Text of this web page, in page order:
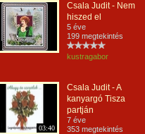
Csala Judit - Nem
hiszed el
5 éve
199 megtekintés
kustragabor
03:40
Csala Judit - A
kanyargó Tisza
partján
7 éve
353 megtekintés